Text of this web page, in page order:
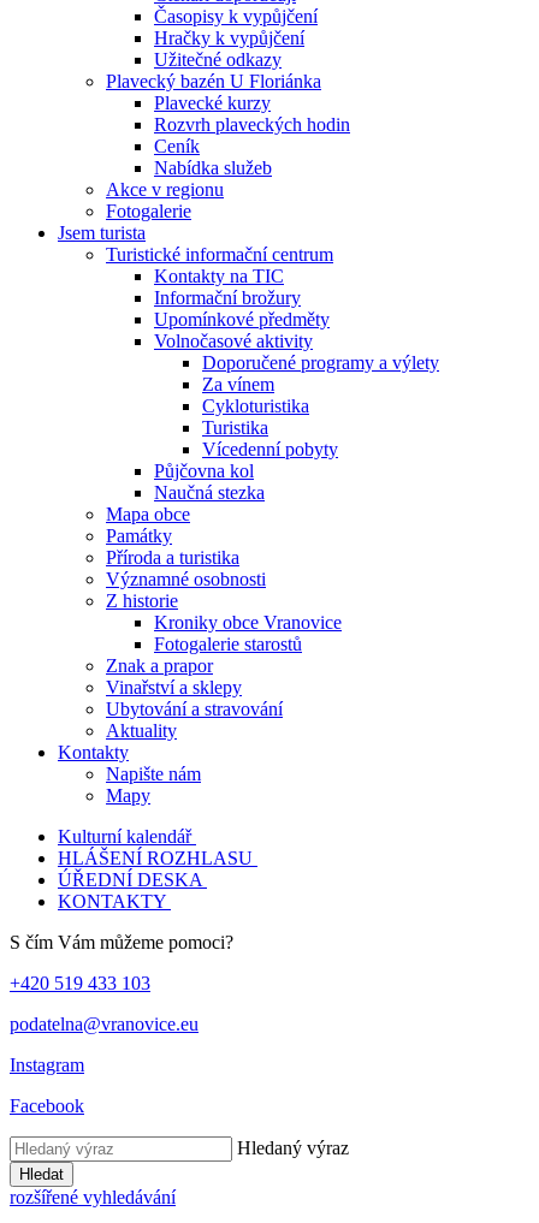
Časopisy k vypůjčení
Hračky k vypůjčení
Užitečné odkazy
Plavecký bazén U Floriánka
Plavecké kurzy
Rozvrh plaveckých hodin
Ceník
Nabídka služeb
Akce v regionu
Fotogalerie
Jsem turista
Turistické informační centrum
Kontakty na TIC
Informační brožury
Upomínkové předměty
Volnočasové aktivity
Doporučené programy a výlety
Za vínem
Cykloturistika
Turistika
Vícedenní pobyty
Půjčovna kol
Naučná stezka
Mapa obce
Památky
Příroda a turistika
Významné osobnosti
Z historie
Kroniky obce Vranovice
Fotogalerie starostů
Znak a prapor
Vinařství a sklepy
Ubytování a stravování
Aktuality
Kontakty
Napište nám
Mapy
Kulturní kalendář
HLÁŠENÍ ROZHLASU
ÚŘEDNÍ DESKA
KONTAKTY
S čím Vám můžeme pomoci?
+420 519 433 103
podatelna@vranovice.eu
Instagram
Facebook
Hledaný výraz
Hledat
rozšířené vyhledávání